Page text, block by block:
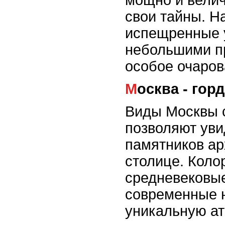
свои тайны.
испещренные
небольшими
особое
Москва -
Виды Москвы
позволяют
памятников
столице.
современные
уникальную